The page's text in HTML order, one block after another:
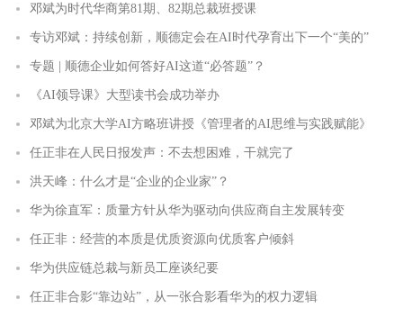
邓斌为时代华商第81期、82期总裁班授课
专访邓斌：持续创新，顺德定会在AI时代孕育出下一个“美的”
专题 | 顺德企业如何答好AI这道“必答题”？
《AI领导课》大型读书会成功举办
邓斌为北京大学AI方略班讲授《管理者的AI思维与实践赋能》
任正非在人民日报发声：不去想困难，干就完了
洪天峰：什么才是“企业的企业家”？
华为徐直军：质量方针从华为驱动向供应商自主发展转变
任正非：经营的本质是优质资源向优质客户倾斜
华为供应链总裁与新员工座谈纪要
任正非合影“靠边站”，从一张合影看华为的权力逻辑